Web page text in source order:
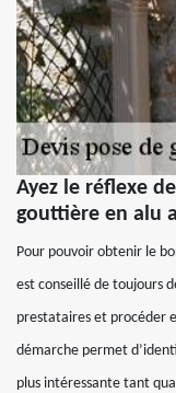
Ayez le réflexe
gouttière en alu
Pour pouvoir obtenir le
est conseillé de toujours
prestataires et procéder
démarche permet
plus intéressante tant